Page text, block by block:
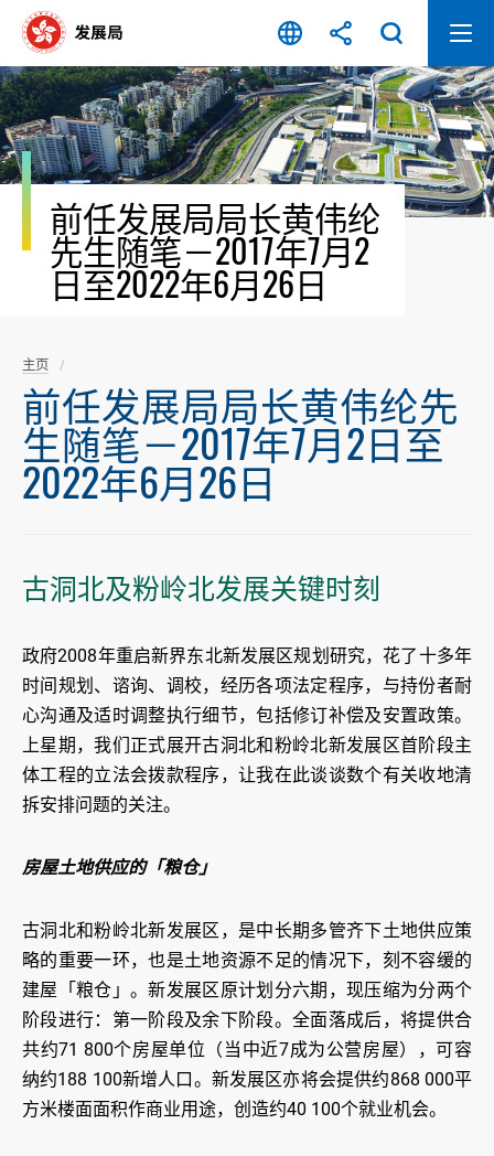
容
开
始
前任发展局局长黄伟纶
先生随笔－2017年7月2
日至2022年6月26日
主页
前任发展局局长黄伟纶先
生随笔－2017年7月2日至
2022年6月26日
古洞北及粉岭北发展关键时刻
政府2008年重启新界东北新发展区规划研究，花了十多年
时间规划、谘询、调校，经历各项法定程序，与持份者耐
心沟通及适时调整执行细节，包括修订补偿及安置政策。
上星期，我们正式展开古洞北和粉岭北新发展区首阶段主
体工程的立法会拨款程序，让我在此谈谈数个有关收地清
拆安排问题的关注。
房屋土地供应的「粮仓」
古洞北和粉岭北新发展区，是中长期多管齐下土地供应策
略的重要一环，也是土地资源不足的情况下，刻不容缓的
建屋「粮仓」。新发展区原计划分六期，现压缩为分两个
阶段进行：第一阶段及余下阶段。全面落成后，将提供合
共约71 800个房屋单位（当中近7成为公营房屋），可容
纳约188 100新增人口。新发展区亦将会提供约868 000平
方米楼面面积作商业用途，创造约40 100个就业机会。